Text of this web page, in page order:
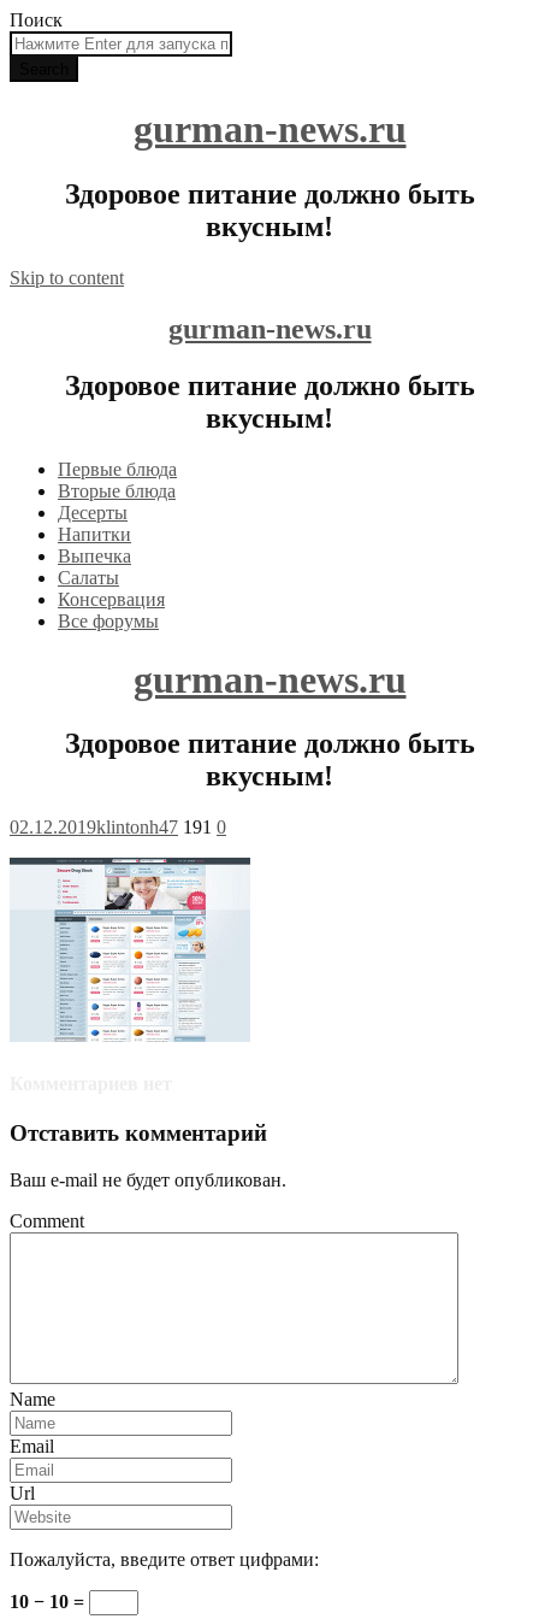
Поиск
gurman-news.ru
Здоровое питание должно быть
вкусным!
Skip to content
gurman-news.ru
Здоровое питание должно быть
вкусным!
Первые блюда
Вторые блюда
Десерты
Напитки
Выпечка
Салаты
Консервация
Все форумы
gurman-news.ru
Здоровое питание должно быть
вкусным!
02.12.2019klintonh47 191 0
Отставить комментарий
Ваш e-mail не будет опубликован.
Comment
Name
Email
Url
Пожалуйста, введите ответ цифрами:
10 − 10 =